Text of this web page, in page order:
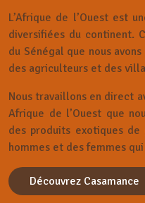
L’Afrique de l’Ouest est
diversifiées du continent.
du Sénégal que nous
des agriculteurs et des
Nous travaillons en direct
Afrique de l’Ouest que
des produits exotiques
hommes et des femmes
Découvrez Casamance